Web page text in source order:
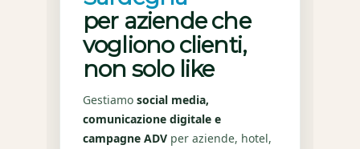
per aziende che
vogliono clienti,
non solo like
Gestiamo social media,
comunicazione digitale e
campagne ADVper aziende, hotel,